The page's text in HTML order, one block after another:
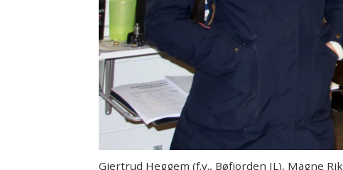
Gjertrud Heggem (f.v., Bøfjorden IL), Magne